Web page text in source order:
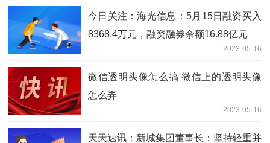
今日关注：海光信息：5月15日融资买入
8368.4万元，融资融券余额16.88亿元
2023-05-16
微信透明头像怎么搞 微信上的透明头像
怎么弄
2023-05-16
天天速讯：新城集团董事长：坚持轻重并